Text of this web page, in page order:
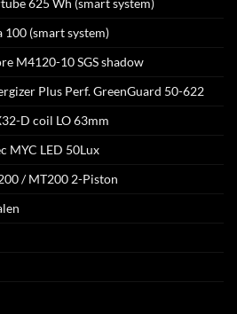
100 (smart system)
M4120-10 SGS shadow
Plus Perf. GreenGuard 50-622
D coil LO 63mm
MYC LED 50Lux
/ MT200 2-Piston